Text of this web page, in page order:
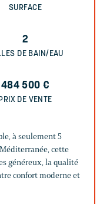
SURFACE
2
DE BAIN/EAU
484 500 €
PRIX DE VENTE
à seulement 5
cette
généreux, la qualité
confort moderne et